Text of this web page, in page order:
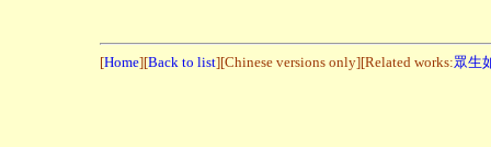
[Home][Back to list][Chinese versions only][Related works:眾生